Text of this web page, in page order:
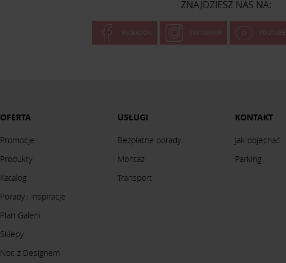
ZNAJDZIESZ NAS NA:
FACEBOOK INSTAGRAM YOUTUBE
OFERTA
Promocje
Produkty
Katalog
Porady i inspiracje
Plan Galerii
Sklepy
Noc z Designem
USŁUGI
Bezpłatne porady
Montaż
Transport
KONTAKT
Jak dojechać
Parking